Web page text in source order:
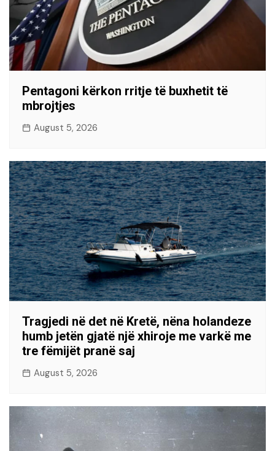
Pentagoni kërkon rritje të buxhetit të
mbrojtjes
August 5, 2026
Tragjedi në det në Kretë, nëna holandeze
humb jetën gjatë një xhiroje me varkë me
tre fëmijët pranë saj
August 5, 2026